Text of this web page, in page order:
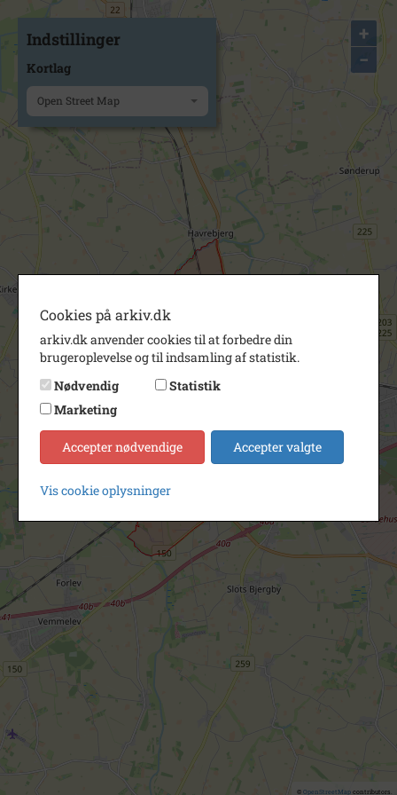
+
−
© OpenStreetMapcontributors.
Indstillinger
Kortlag
Open Street Map
Cookies på arkiv.dk
arkiv.dk anvender cookies til at forbedre din
brugeroplevelse og til indsamling af statistik.
Nødvendig
Statistik
Marketing
Accepter nødvendige Accepter valgte
Vis cookie oplysninger